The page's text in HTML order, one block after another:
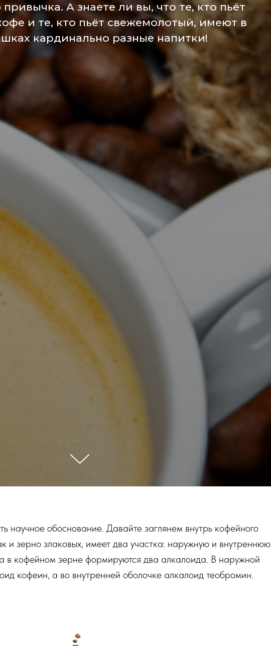
привычка. А знаете ли вы, что те, кто пьёт
и те, кто пьёт свежемолотый, имеют в
кардинально разные напитки!
научное обоснование. Давайте заглянем внутрь кофейного
и зерно злаковых, имеет два участка: наружную и внутреннюю
в кофейном зерне формируются два алкалоида. В наружной
кофеин, а во внутренней оболочке алкалоид теобромин.